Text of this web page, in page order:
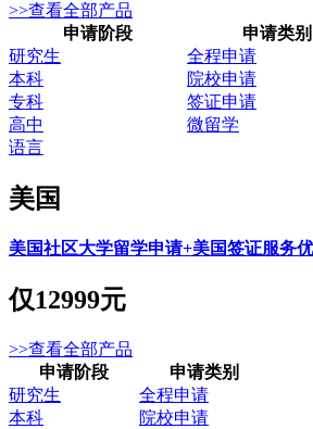
>>查看全部产品
申请阶段
申请类别
研究生
全程申请
本科
院校申请
专科
签证申请
高中
微留学
语言
美国
美国社区大学留学申请+美国签证服务
仅12999元
>>查看全部产品
申请阶段
申请类别
研究生
全程申请
本科
院校申请